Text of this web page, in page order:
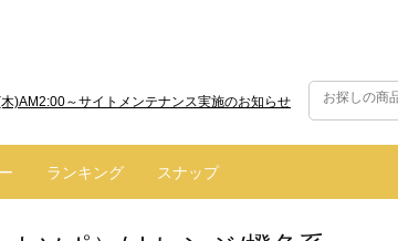
)AM2:00～サイトメンテナンス実施のお知らせ
ランキング スナップ